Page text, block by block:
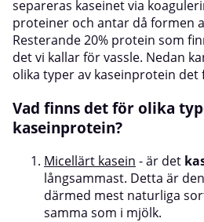
separeras kaseinet via
proteiner och antar då formen
Resterande 20% protein som
det vi kallar för vassle. Nedan
olika typer av kaseinprotein det
Vad finns det för olika
kaseinprotein?
Micellärt kasein - är det
långsammast. Detta är
därmed mest naturliga
samma som i mjölk.